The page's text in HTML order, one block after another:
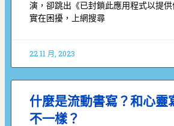
演，卻跳出《已封鎖此應用程式以提
實在困擾，上網搜尋
22 11 月, 2023
什麼是流動書寫？和心靈
不一樣？